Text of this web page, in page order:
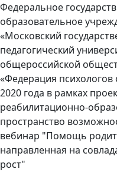
Федеральное
образовательное
«Московский
педагогический
общероссийской
«Федерация
2020 года в рамках
реабилитационно-
пространство
вебинар "Помощь
направленная на
рост"